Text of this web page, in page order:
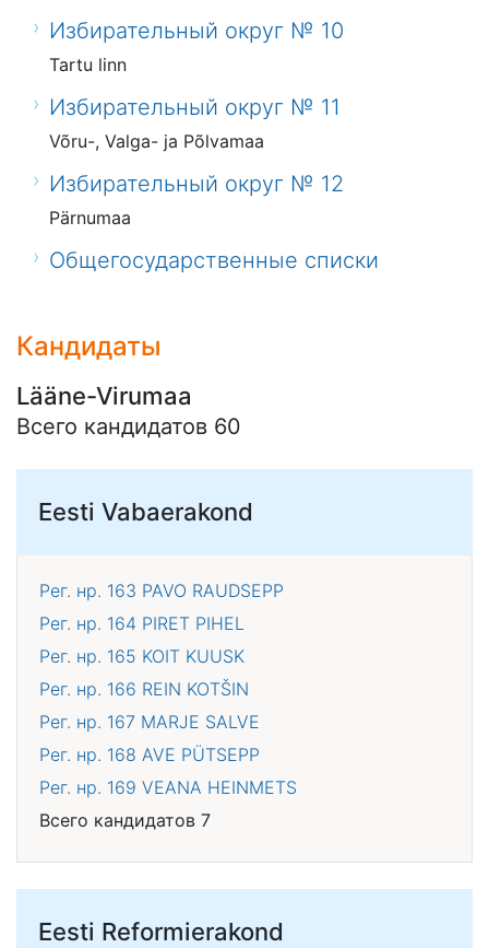
Избирательный округ № 10
Tartu linn
Избирательный округ № 11
Võru-, Valga- ja Põlvamaa
Избирательный округ № 12
Pärnumaa
Общегосударственные списки
Кандидаты
Lääne-Virumaa
Всего кандидатов 60
Eesti Vabaerakond
Рег. нр. 163 PAVO RAUDSEPP
Рег. нр. 164 PIRET PIHEL
Рег. нр. 165 KOIT KUUSK
Рег. нр. 166 REIN KOTŠIN
Рег. нр. 167 MARJE SALVE
Рег. нр. 168 AVE PÜTSEPP
Рег. нр. 169 VEANA HEINMETS
Всего кандидатов 7
Eesti Reformierakond